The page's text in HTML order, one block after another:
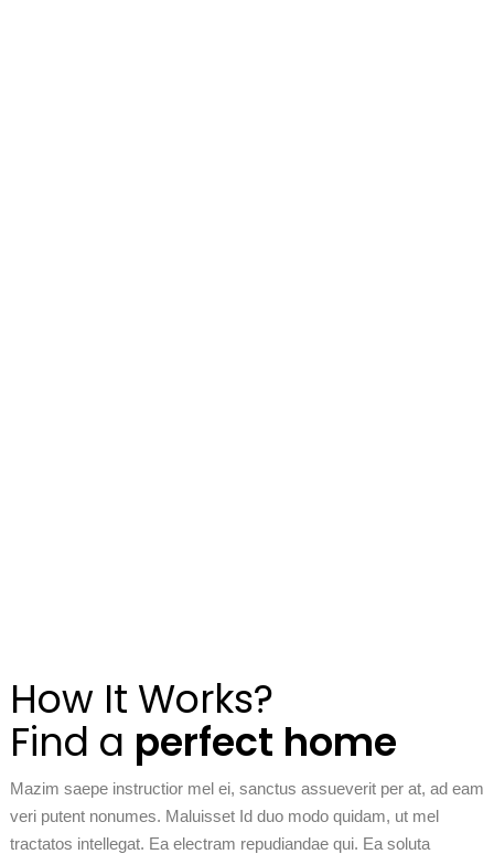
How It Works?
Find a perfect home
Mazim saepe instructior mel ei, sanctus assueverit per at, ad eam
veri putent nonumes. Maluisset Id duo modo quidam, ut mel
tractatos intellegat. Ea electram repudiandae qui. Ea soluta